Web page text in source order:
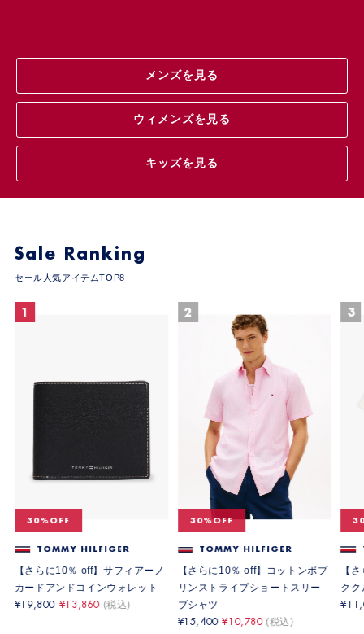
メンズを見る
ウィメンズを見る
キッズを見る
Sale Ranking
セール人気アイテムTOP8
30%OFF
TOMMY HILFIGER
【さらに10％ off】サフィアーノ
カードアンドコインウォレット
19,800 13,860
30%OFF
TOMMY HILFIGER
【さらに10％ off】コットンポプ
リンストライプショートスリー
ブシャツ
15,400 10,780
【
クク